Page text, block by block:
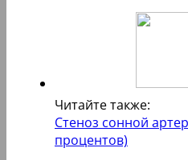
Читайте также:
Стеноз сонной
процентов)